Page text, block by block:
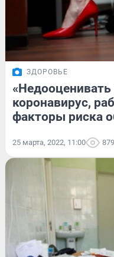
ЗДОРОВЬЕ
«Недооценивать
коронавирус,
факторы риска
25 марта, 2022, 11:00 879